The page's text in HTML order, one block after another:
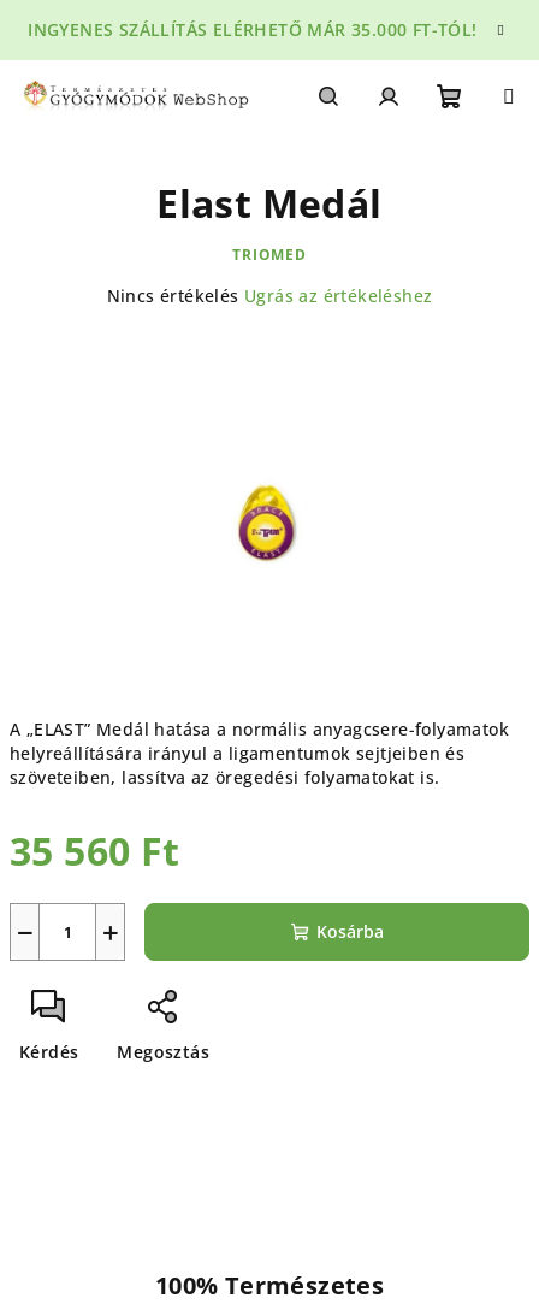
fő
tartalomhoz
INGYENES SZÁLLÍTÁS ELÉRHETŐ MÁR 35.000 FT-TÓL!
A „ELAST” Medál hatása a normális anyagcsere-folyamatok
helyreállítására irányul a ligamentumok sejtjeiben és
szöveteiben, lassítva az öregedési folyamatokat is.
35 560 Ft
+
− Kosárba
Kérdés Megosztás
Elast Medál
TRIOMED
A
Nincs értékelés Ugrás az értékeléshez
100% Természetes